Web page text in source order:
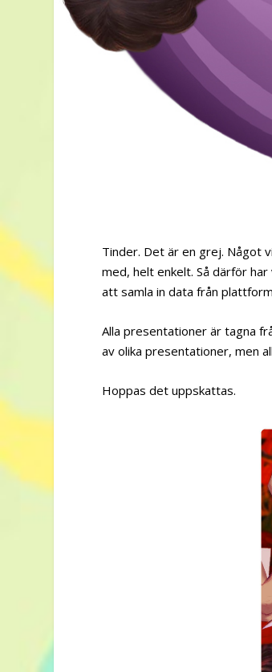
Tinder. Det är en grej. Något
med, helt enkelt. Så därför
att samla in data från
Alla presentationer är tagna
av olika presentationer, men
Hoppas det uppskattas.